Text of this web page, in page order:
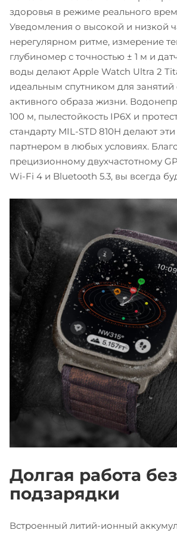
здоровья в режиме реального
Уведомления о высокой и низкой
нерегулярном ритме, измерение
глубиномер с точностью ± 1 м и
воды делают Apple Watch Ultra 2
идеальным спутником для занятий
активного образа жизни.
100 м, пылестойкость IP6X и
стандарту MIL-STD 810H делают
партнером в любых условиях.
прецизионному двухчастотному
Wi-Fi 4 и Bluetooth 5.3, вы всегда
Долгая работа без
подзарядки
Встроенный литий-ионный